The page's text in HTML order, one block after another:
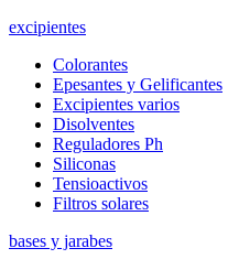
excipientes
Colorantes
Epesantes y Gelificantes
Excipientes varios
Disolventes
Reguladores Ph
Siliconas
Tensioactivos
Filtros solares
bases y jarabes